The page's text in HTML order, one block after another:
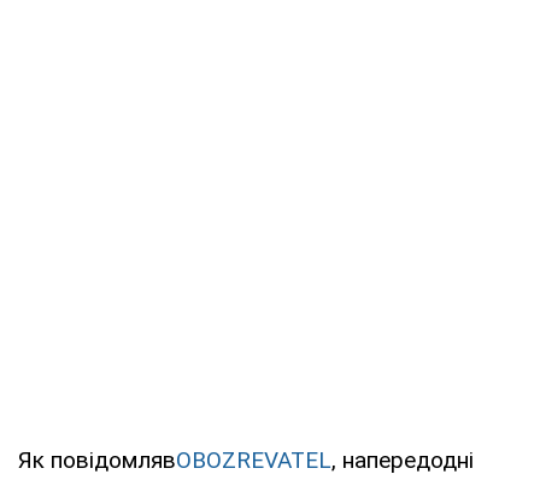
Як повідомлявOBOZREVATEL, напередодні